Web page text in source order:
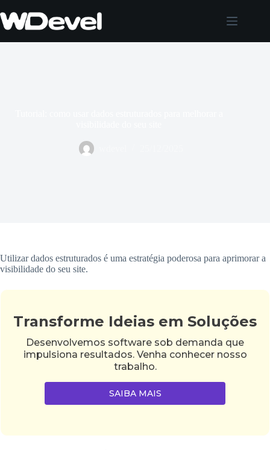
para
o
Utilizar dados estruturados é uma estratégia poderosa para aprimorar a
visibilidade do seu site.
Transforme Ideias em Soluções
Desenvolvemos software sob demanda que
impulsiona resultados. Venha conhecer nosso
trabalho.
SAIBA MAIS